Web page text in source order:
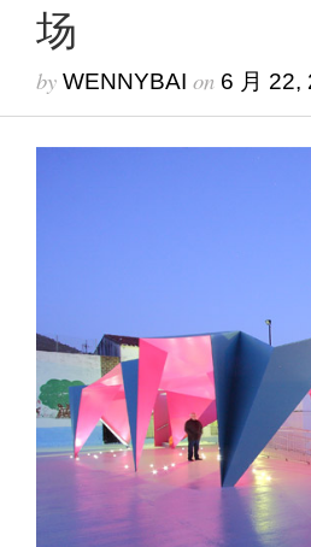
场
by WENNYBAI on 6 月 22,